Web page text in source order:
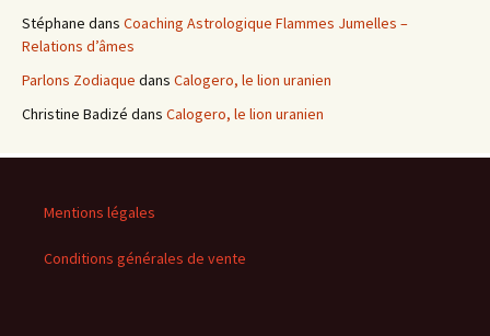
Stéphane dans Coaching Astrologique Flammes Jumelles –
Relations d’âmes
Parlons Zodiaque dans Calogero, le lion uranien
Christine Badizé dans Calogero, le lion uranien
Mentions légales
Conditions générales de vente